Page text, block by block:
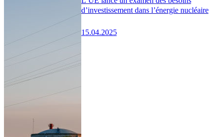
d’investissement dans l’énergie nucléaire
15.04.2025